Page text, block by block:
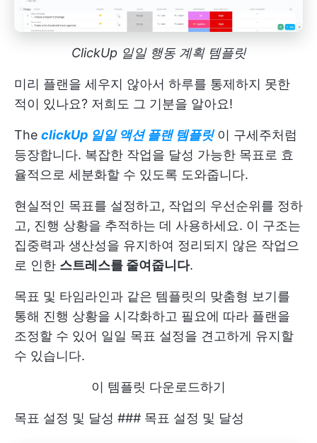
ClickUp 일일 행동 계획 템플릿
미리 플랜을 세우지 않아서 하루를 통제하지 못한
적이 있나요? 저희도 그 기분을 알아요!
The clickUp 일일 액션 플랜 템플릿이 구세주처럼
등장합니다. 복잡한 작업을 달성 가능한 목표로 효
율적으로 세분화할 수 있도록 도와줍니다.
현실적인 목표를 설정하고, 작업의 우선순위를 정하
고, 진행 상황을 추적하는 데 사용하세요. 이 구조는
집중력과 생산성을 유지하여 정리되지 않은 작업으
로 인한 스트레스를 줄여줍니다.
목표 및 타임라인과 같은 템플릿의 맞춤형 보기를
통해 진행 상황을 시각화하고 필요에 따라 플랜을
조정할 수 있어 일일 목표 설정을 견고하게 유지할
수 있습니다.
이 템플릿 다운로드하기
목표 설정 및 달성 ### 목표 설정 및 달성